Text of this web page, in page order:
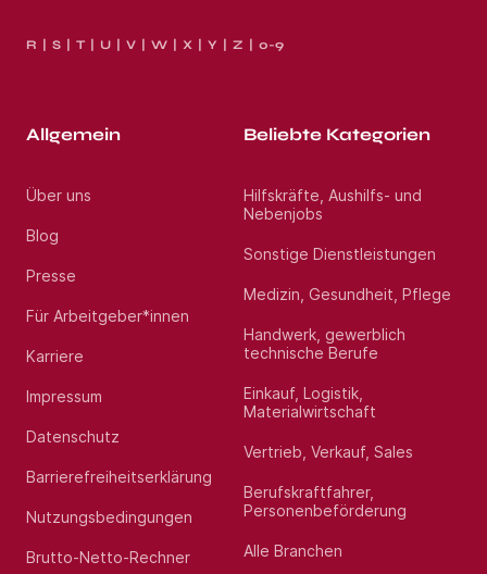
R S T U V W X Y Z 0-9
Allgemein
Über uns
Blog
Presse
Für Arbeitgeber*innen
Karriere
Impressum
Datenschutz
Barrierefreiheitserklärung
Nutzungsbedingungen
Brutto-Netto-Rechner
Beliebte Kategorien
Hilfskräfte, Aushilfs- und
Nebenjobs
Sonstige Dienstleistungen
Medizin, Gesundheit, Pflege
Handwerk, gewerblich
technische Berufe
Einkauf, Logistik,
Materialwirtschaft
Vertrieb, Verkauf, Sales
Berufskraftfahrer,
Personenbeförderung
Alle Branchen